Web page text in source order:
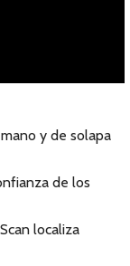
y de solapa
de los
localiza